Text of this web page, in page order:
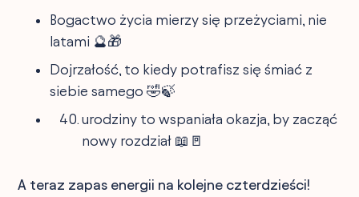
Bogactwo życia mierzy się przeżyciami, nie
latami 🔮🎁
Dojrzałość, to kiedy potrafisz się śmiać z
siebie samego 🤣🍃
urodziny to wspaniała okazja, by zacząć
nowy rozdział 📖🚪
A teraz zapas energii na kolejne czterdzieści!